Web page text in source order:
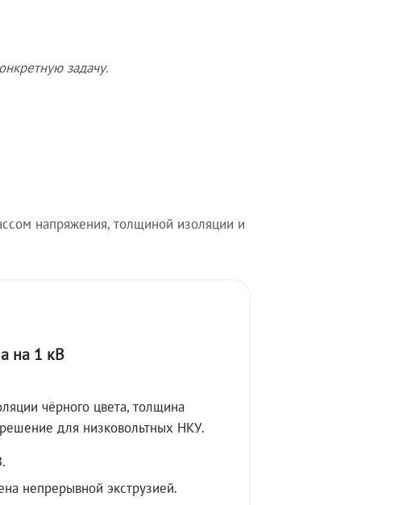
задачу.
напряжения, толщиной изоляции и
на 1 кВ
чёрного цвета, толщина
для низковольтных НКУ.
непрерывной экструзией.